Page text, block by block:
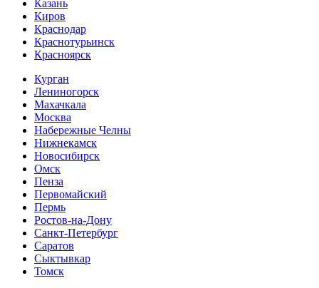
Казань
Киров
Краснодар
Краснотурьинск
Красноярск
Курган
Лениногорск
Махачкала
Москва
Набережные Челны
Нижнекамск
Новосибирск
Омск
Пенза
Первомайский
Пермь
Ростов-на-Дону
Санкт-Петербург
Саратов
Сыктывкар
Томск